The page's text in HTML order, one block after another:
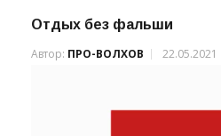
Отдых без фальши
Автор: ПРО-ВОЛХОВ 22.05.2021